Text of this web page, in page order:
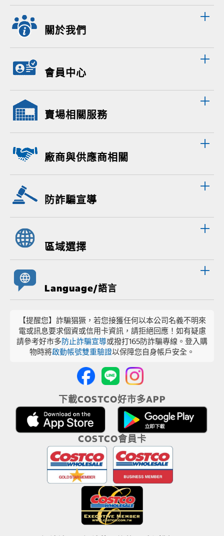
關於我們
會員中心
賣場相關服務
廠商與供應商相關
防詐騙宣導
區域選擇
Language/語言
【提醒您】詐騙猖獗，若您接獲任何以本公司名義不明來
電或訊息要求個資或信用卡資訊，請拒絕回應！如有疑慮
請參考好市多防止詐騙宣導或撥打165防詐騙專線。登入購
物時將啟動帳號雙重驗證以保障您自身帳戶安全。
下載COSTCO好市多APP
COSTCO會員卡